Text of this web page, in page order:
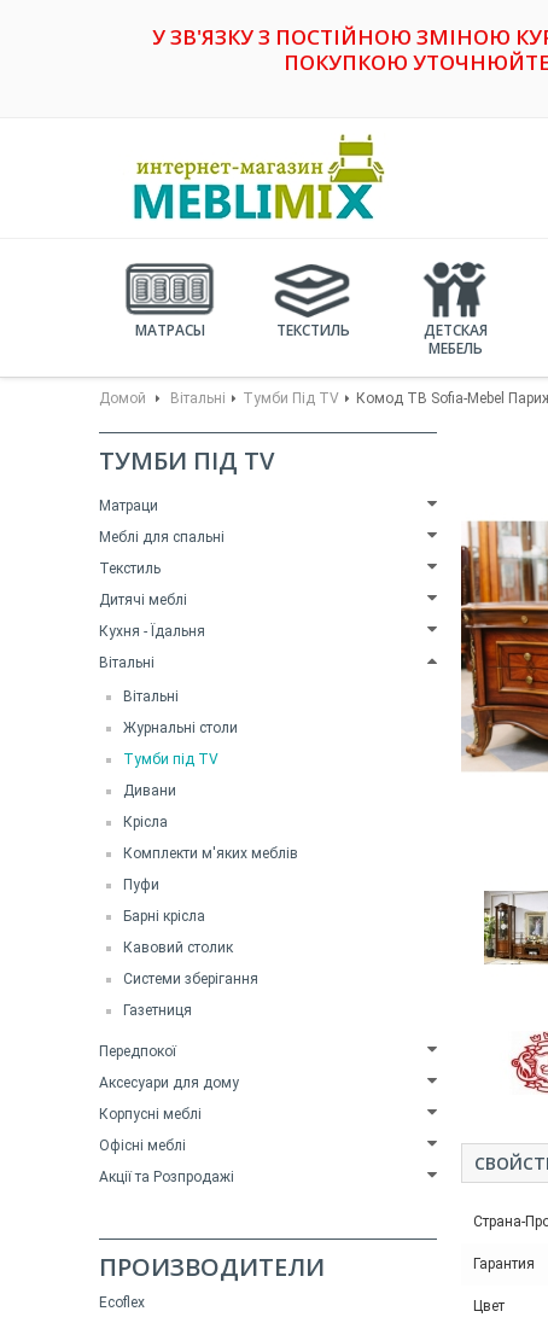
У ЗВ'ЯЗКУ З ПОСТІЙНОЮ ЗМІНОЮ
ПОКУПКОЮ УТОЧНЮЙТЕ
МАТРАСЫ ТЕКСТИЛЬ
ДЕТСКАЯ
МЕБЕЛЬ
Домой Вітальні Тумби Під TV Комод ТВ Sofia-Mebel
ТУМБИ ПІД TV
Матраци
Меблі для спальні
Текстиль
Дитячі меблі
Кухня - Їдальня
Вітальні
Вітальні
Журнальні столи
Тумби під TV
Дивани
Крісла
Комплекти м'яких меблів
Пуфи
Барні крісла
Кавовий столик
Системи зберігання
Газетниця
Передпокої
Аксесуари для дому
Корпусні меблі
Офісні меблі
Акції та Розпродажі
ПРОИЗВОДИТЕЛИ
Ecoflex
Страна-
Гарантия
Цвет